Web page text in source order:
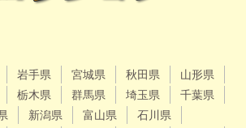
岩手県 宮城県 秋田県
山形県
栃木県 群馬県 埼玉県
千葉県
新潟県 富山県
石川県